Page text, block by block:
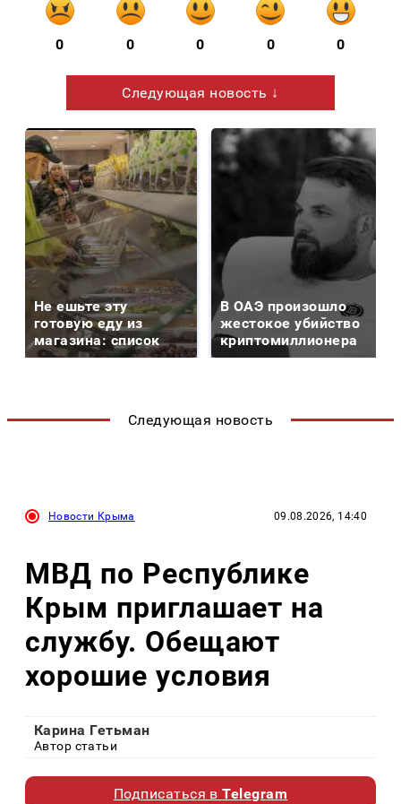
0 0 0 0 0
Следующая новость ↓
Не ешьте эту
готовую еду из
магазина: список
В ОАЭ произошло
жестокое убийство
криптомиллионера
Следующая новость
Новости Крыма 09.08.2026, 14:40
МВД по Республике
Крым приглашает на
службу. Обещают
хорошие условия
Карина Гетьман
Автор статьи
Подписаться вTelegram